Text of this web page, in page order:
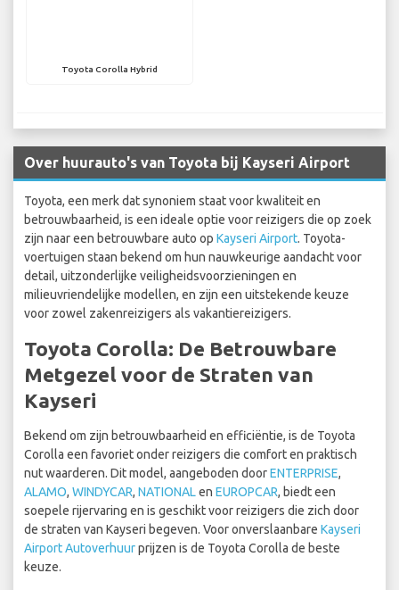
Toyota Corolla Hybrid
Over huurauto's van Toyota bij Kayseri Airport
Toyota, een merk dat synoniem staat voor kwaliteit en
betrouwbaarheid, is een ideale optie voor reizigers die op zoek
zijn naar een betrouwbare auto op Kayseri Airport. Toyota-
voertuigen staan bekend om hun nauwkeurige aandacht voor
detail, uitzonderlijke veiligheidsvoorzieningen en
milieuvriendelijke modellen, en zijn een uitstekende keuze
voor zowel zakenreizigers als vakantiereizigers.
Toyota Corolla: De Betrouwbare
Metgezel voor de Straten van
Kayseri
Bekend om zijn betrouwbaarheid en efficiëntie, is de Toyota
Corolla een favoriet onder reizigers die comfort en praktisch
nut waarderen. Dit model, aangeboden doorENTERPRISE,
ALAMO, WINDYCAR, NATIONALen EUROPCAR, biedt een
soepele rijervaring en is geschikt voor reizigers die zich door
de straten van Kayseri begeven. Voor onverslaanbare Kayseri
Airport Autoverhuurprijzen is de Toyota Corolla de beste
keuze.